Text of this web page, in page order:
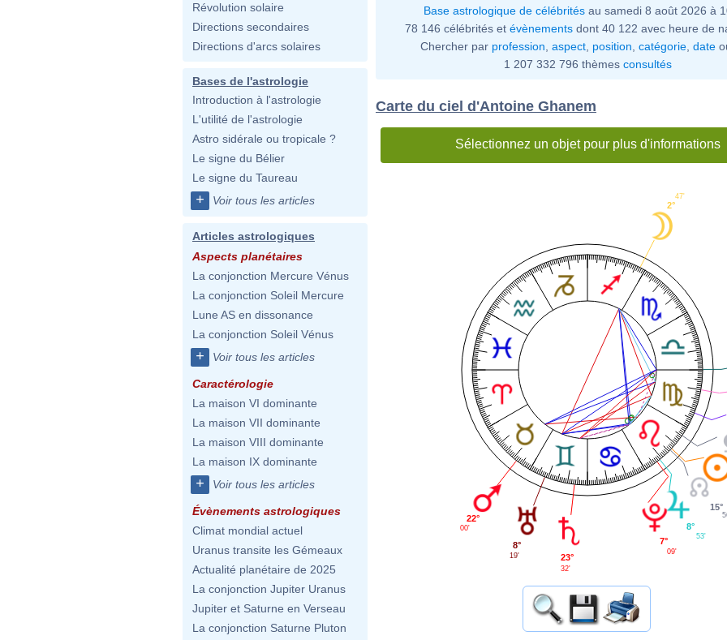
Révolution solaire
Directions secondaires
Directions d'arcs solaires
Bases de l'astrologie
Introduction à l'astrologie
L'utilité de l'astrologie
Astro sidérale ou tropicale ?
Le signe du Bélier
Le signe du Taureau
+ Voir tous les articles
Articles astrologiques
Aspects planétaires
La conjonction Mercure Vénus
La conjonction Soleil Mercure
Lune AS en dissonance
La conjonction Soleil Vénus
+ Voir tous les articles
Caractérologie
La maison VI dominante
La maison VII dominante
La maison VIII dominante
La maison IX dominante
+ Voir tous les articles
Évènements astrologiques
Climat mondial actuel
Uranus transite les Gémeaux
Actualité planétaire de 2025
La conjonction Jupiter Uranus
Jupiter et Saturne en Verseau
La conjonction Saturne Pluton
Base astrologique de célébritésau samedi 8 août 2026 à
78 146 célébrités et évènements dont 40 122 avec heure de
Chercher par profession aspect position catégorie date
1 207 332 796 thèmes consultés
Carte du ciel d'Antoine Ghanem
Sélectionnez un objet pour plus d'informations
2°
47'
22°
00'
8°
19' 23°
32'
7°
09'
8°
53'
15°